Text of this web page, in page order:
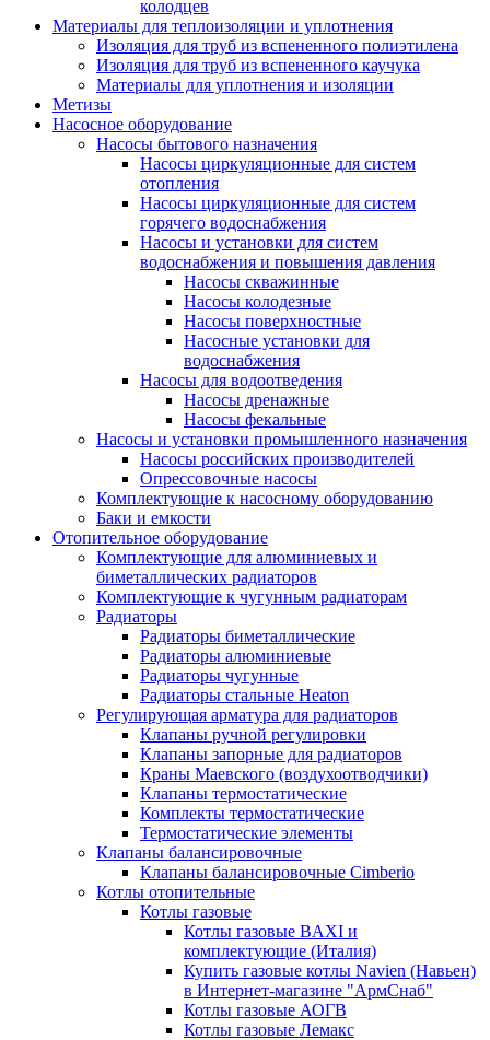
колодцев
Материалы для теплоизоляции и уплотнения
Изоляция для труб из вспененного полиэтилена
Изоляция для труб из вспененного каучука
Материалы для уплотнения и изоляции
Метизы
Насосное оборудование
Насосы бытового назначения
Насосы циркуляционные для систем
отопления
Насосы циркуляционные для систем
горячего водоснабжения
Насосы и установки для систем
водоснабжения и повышения давления
Насосы скважинные
Насосы колодезные
Насосы поверхностные
Насосные установки для
водоснабжения
Насосы для водоотведения
Насосы дренажные
Насосы фекальные
Насосы и установки промышленного назначения
Насосы российских производителей
Опрессовочные насосы
Комплектующие к насосному оборудованию
Баки и емкости
Отопительное оборудование
Комплектующие для алюминиевых и
биметаллических радиаторов
Комплектующие к чугунным радиаторам
Радиаторы
Радиаторы биметаллические
Радиаторы алюминиевые
Радиаторы чугунные
Радиаторы стальные Heaton
Регулирующая арматура для радиаторов
Клапаны ручной регулировки
Клапаны запорные для радиаторов
Краны Маевского (воздухоотводчики)
Клапаны термостатические
Комплекты термостатические
Термостатические элементы
Клапаны балансировочные
Клапаны балансировочные Cimberio
Котлы отопительные
Котлы газовые
Котлы газовые BAXI и
комплектующие (Италия)
Купить газовые котлы Navien (Навьен)
в Интернет-магазине "АрмСнаб"
Котлы газовые АОГВ
Котлы газовые Лемакс